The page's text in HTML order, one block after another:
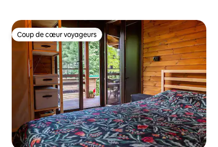
Coup de cœur voyageurs
Coup de cœur voyageurs